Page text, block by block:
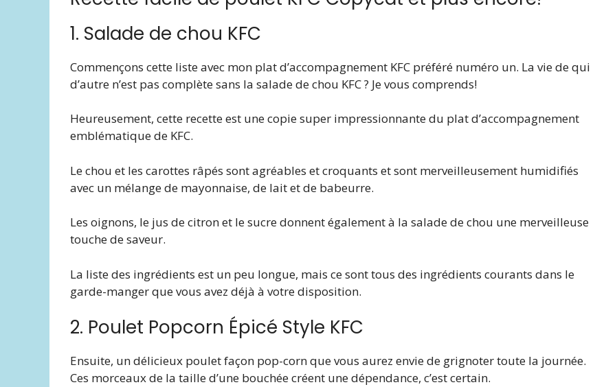
1. Salade de chou KFC
Commençons cette liste avec mon plat d’accompagnement KFC préféré numéro un. La vie de qui
d’autre n’est pas complète sans la salade de chou KFC ? Je vous comprends!
Heureusement, cette recette est une copie super impressionnante du plat d’accompagnement
emblématique de KFC.
Le chou et les carottes râpés sont agréables et croquants et sont merveilleusement humidifiés
avec un mélange de mayonnaise, de lait et de babeurre.
Les oignons, le jus de citron et le sucre donnent également à la salade de chou une merveilleuse
touche de saveur.
La liste des ingrédients est un peu longue, mais ce sont tous des ingrédients courants dans le
garde-manger que vous avez déjà à votre disposition.
2. Poulet Popcorn Épicé Style KFC
Ensuite, un délicieux poulet façon pop-corn que vous aurez envie de grignoter toute la journée.
Ces morceaux de la taille d’une bouchée créent une dépendance, c’est certain.